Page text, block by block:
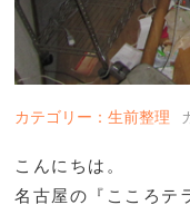
カテゴリー：生前整理
こんにちは。
名古屋の『こころテ